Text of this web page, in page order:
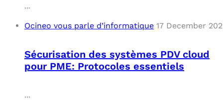
...
Ocineo vous parle d’informatique 17 December
Sécurisation des systèmes PDV cloud
pour PME: Protocoles essentiels
...